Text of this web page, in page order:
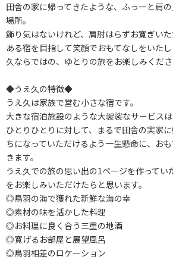
田舎の家に帰ってきたような、ふっーと肩
場所。
飾り気はないけれど、肩肘はらずお寛ぎい
ある宿を目指して笑顔でおもてなしをいた
久ならではの、ゆとりの旅をお楽しみくださ
◆うえ久の特徴◆
うえ久は家族で営む小さな宿です。
大きな宿泊施設のような大袈裟なサービス
ひとりひとりに対して、まるで田舎の実家
ちになっていただけるよう一生懸命に、お
きます。
うえ久での旅の思い出の1ページを作ってい
をお楽しみいただけたらと思います。
◎鳥羽の海で獲れた新鮮な海の幸
◎素材の味を活かした料理
◎お料理に良く合う三重の地酒
◎寛げるお部屋と展望風呂
◎鳥羽相差のロケーション